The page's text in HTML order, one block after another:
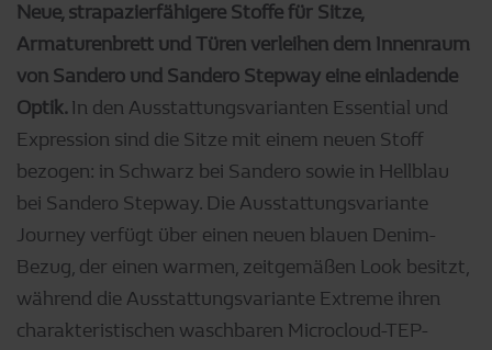
Neue, strapazierfähigere Stoffe für Sitze,
Armaturenbrett und Türen verleihen dem Innenraum
von Sandero und Sandero Stepway eine einladende
Optik.In den Ausstattungsvarianten Essential und
Expression sind die Sitze mit einem neuen Stoff
bezogen: in Schwarz bei Sandero sowie in Hellblau
bei Sandero Stepway. Die Ausstattungsvariante
Journey verfügt über einen neuen blauen Denim-
Bezug, der einen warmen, zeitgemäßen Look besitzt,
während die Ausstattungsvariante Extreme ihren
charakteristischen waschbaren Microcloud-TEP-